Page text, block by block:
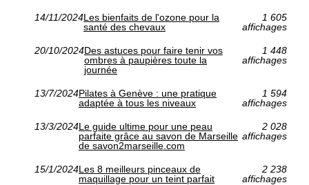
14/11/2024Les bienfaits de l'ozone pour la
santé des chevaux
1 605
affichages
20/10/2024Des astuces pour faire tenir vos
ombres à paupières toute la
journée
1 448
affichages
13/7/2024Pilates à Genève : une pratique
adaptée à tous les niveaux
1 594
affichages
13/3/2024Le guide ultime pour une peau
parfaite grâce au savon de Marseille
de savon2marseille.com
2 028
affichages
15/1/2024Les 8 meilleurs pinceaux de
maquillage pour un teint parfait
2 238
affichages